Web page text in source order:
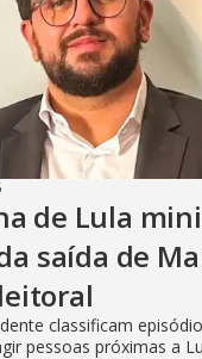
de Lula
saída de
classificam
pessoas próximas a